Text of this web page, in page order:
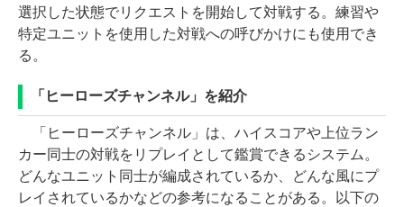
選択した状態でリクエストを開始して対戦する。練習や
特定ユニットを使用した対戦への呼びかけにも使用でき
る。
「ヒーローズチャンネル」を紹介
「ヒーローズチャンネル」は、ハイスコアや上位ラン
カー同士の対戦をリプレイとして鑑賞できるシステム。
どんなユニット同士が編成されているか、どんな風にプ
レイされているかなどの参考になることがある。以下の